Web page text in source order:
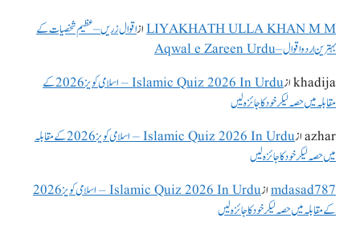
LIYAKHATH ULLA KHAN M Mازاقوال زریں – عظیم شخصیات کے
بہترین اردو اقوال – Aqwal e Zareen Urdu
khadijaاز
Islamic Quiz 2026 In Urdu – اسلامی کویز 2026 کے
مقابلہ میں حصہ لیکر خود کا جائزہ لیں
azharاز
Islamic Quiz 2026 In Urdu – اسلامی کویز 2026 کے مقابلہ
میں حصہ لیکر خود کا جائزہ لیں
mdasad787از
Islamic Quiz 2026 In Urdu – اسلامی کویز 2026
کے مقابلہ میں حصہ لیکر خود کا جائزہ لیں